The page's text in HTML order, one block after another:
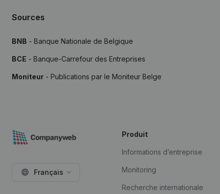
Sources
BNB - Banque Nationale de Belgique
BCE - Banque-Carrefour des Entreprises
Moniteur - Publications par le Moniteur Belge
Français
Produit
Informations d’entreprise
Monitoring
Recherche internationale